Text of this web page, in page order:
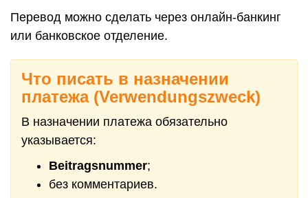
Перевод можно сделать через онлайн-банкинг
или банковское отделение.
Что писать в назначении
платежа (Verwendungszweck)
В назначении платежа обязательно
указывается:
Beitragsnummer;
без комментариев.